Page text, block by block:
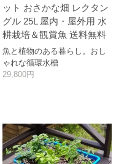
ット おさかな畑 レクタン
グル 25L 屋内・屋外用 水
耕栽培＆観賞魚 送料無料
魚と植物のある暮らし。おし
ゃれな循環水槽
29,800円